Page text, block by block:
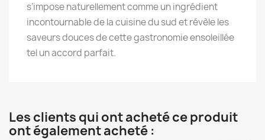
s’impose naturellement comme un ingrédient
incontournable de la cuisine du sud et révèle les
saveurs douces de cette gastronomie ensoleillée
tel un accord parfait.
Les clients qui ont acheté ce produit
ont également acheté :